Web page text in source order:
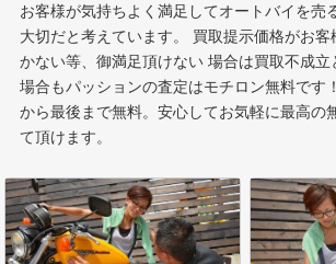
お客様が気持ちよく満足してオートバイを売
大切だと考えています。 買取提示価格がお客様のご希望金額に届
かない等、御満足頂けない 場合は買取不成
場合もパッションの査定はモチロン無料です！ 査定は全て、最初
から最後まで無料。安心してお気軽に最高の
て頂けます。